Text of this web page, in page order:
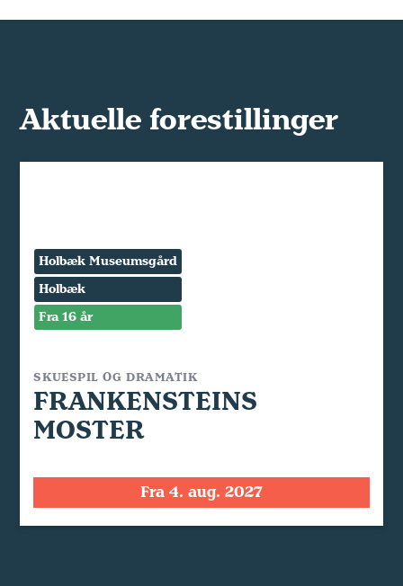
Aktuelle forestillinger
Holbæk Museumsgård
Holbæk
Fra 16 år
SKUESPIL OG DRAMATIK
FRANKENSTEINS
MOSTER
Fra 4. aug. 2027